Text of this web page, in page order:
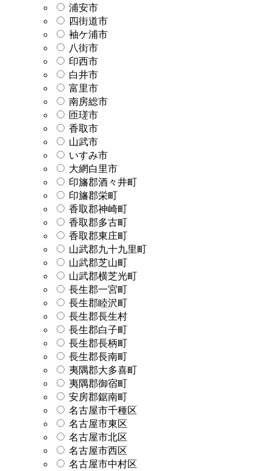
浦安市
四街道市
袖ケ浦市
八街市
印西市
白井市
富里市
南房総市
匝瑳市
香取市
山武市
いすみ市
大網白里市
印旛郡酒々井町
印旛郡栄町
香取郡神崎町
香取郡多古町
香取郡東庄町
山武郡九十九里町
山武郡芝山町
山武郡横芝光町
長生郡一宮町
長生郡睦沢町
長生郡長生村
長生郡白子町
長生郡長柄町
長生郡長南町
夷隅郡大多喜町
夷隅郡御宿町
安房郡鋸南町
名古屋市千種区
名古屋市東区
名古屋市北区
名古屋市西区
名古屋市中村区